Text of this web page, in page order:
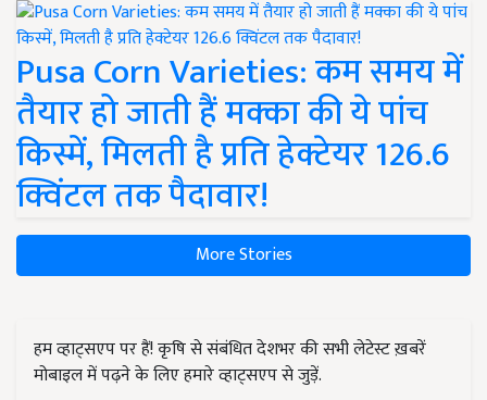
Pusa Corn Varieties: कम समय में
तैयार हो जाती हैं मक्का की ये पांच
किस्में, मिलती है प्रति हेक्टेयर 126.6
क्विंटल तक पैदावार!
More Stories
हम व्हाट्सएप पर हैं! कृषि से संबंधित देशभर की सभी लेटेस्ट ख़बरें
मोबाइल में पढ़ने के लिए हमारे व्हाट्सएप से जुड़ें.